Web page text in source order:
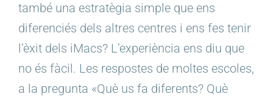
també una estratègia simple que ens
diferenciés dels altres centres i ens fes tenir
l’èxit dels iMacs? L’experiència ens diu que
no és fàcil. Les respostes de moltes escoles,
a la pregunta «Què us fa diferents? Què